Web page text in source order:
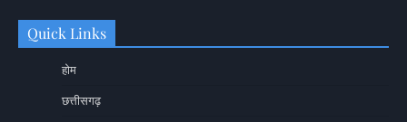
Quick Links
होम
छत्तीसगढ़